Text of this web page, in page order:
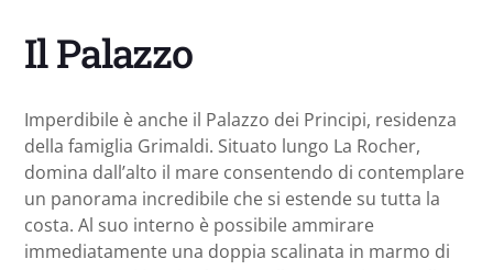
Il Palazzo
Imperdibile è anche il Palazzo dei Principi, residenza
della famiglia Grimaldi. Situato lungo La Rocher,
domina dall’alto il mare consentendo di contemplare
un panorama incredibile che si estende su tutta la
costa. Al suo interno è possibile ammirare
immediatamente una doppia scalinata in marmo di